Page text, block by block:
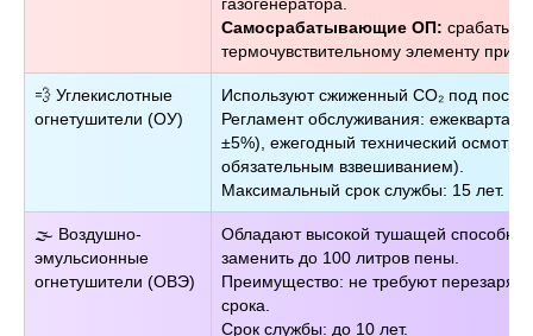
Самосрабатывающие ОП:
термочувствительному элементу при
💨 Углекислотные
огнетушители (ОУ)
Используют сжиженный CO₂ под
Регламент обслуживания:
±5%), ежегодный технический осмотр,
обязательным взвешиванием).
Максимальный срок службы: 15 лет.
🌫️ Воздушно-
эмульсионные
огнетушители (ОВЭ)
Обладают высокой тушащей
заменить до 100 литров пены.
Преимущество: не требуют
срока.
Срок службы: до 10 лет.